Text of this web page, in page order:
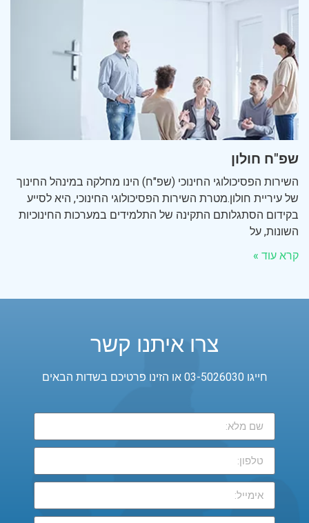
שפ"ח חולון
השירות הפסיכולוגי החינוכי (שפ"ח) הינו מחלקה במינהל החינוך
של עיריית חולון.מטרת השירות הפסיכולוגי החינוכי, היא לסייע
בקידום הסתגלותם התקינה של התלמידים במערכות החינוכיות
השונות, על
קרא עוד »
צרו איתנו קשר
חייגו 03-5026030 או הזינו פרטיכם בשדות הבאים